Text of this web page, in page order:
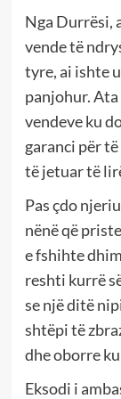
Nga Durrësi,
vende të
tyre, ai ishte
panjohur.
vendeve ku
garanci për
të jetuar të
Pas çdo
nënë që
e fshihte
reshti kurrë
se një ditë
shtëpi të
dhe oborre
Eksodi i